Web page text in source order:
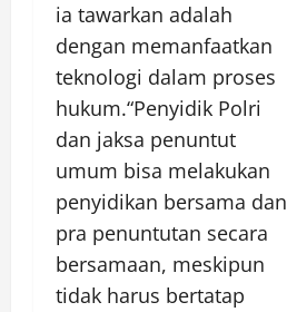
ia tawarkan adalah
dengan memanfaatkan
teknologi dalam proses
hukum.“Penyidik Polri
dan jaksa penuntut
umum bisa melakukan
penyidikan bersama dan
pra penuntutan secara
bersamaan, meskipun
tidak harus bertatap